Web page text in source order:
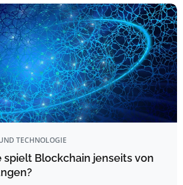
TECHNOLOGIE
spielt Blockchain jenseits von